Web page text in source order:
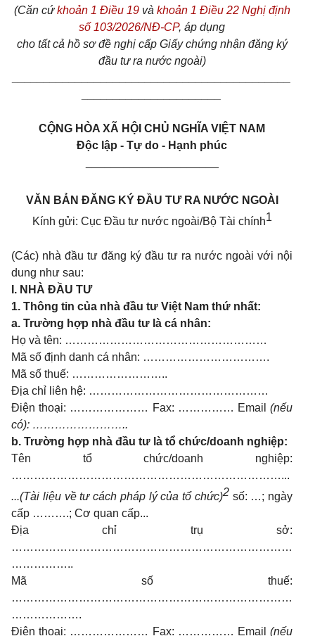
(Căn cứkhoản 1 Điều 19và khoản 1 Điều 22 Nghị định
số 103/2026/NĐ-CP, áp dụng
cho tất cả hồ sơ đề nghị cấp Giấy chứng nhận đăng ký
đầu tư ra nước ngoài)
CỘNG HÒA XÃ HỘI CHỦ NGHĨA VIỆT NAM
Độc lập - Tự do - Hạnh phúc
VĂN BẢN ĐĂNG KÝ ĐẦU TƯ RA NƯỚC NGOÀI
Kính gửi: Cục Đầu tư nước ngoài/Bộ Tài chính1
(Các) nhà đầu tư đăng ký đầu tư ra nước ngoài với nội
dung như sau:
I. NHÀ ĐẦU TƯ
1. Thông tin của nhà đầu tư Việt Nam thứ nhất:
a. Trường hợp nhà đầu tư là cá nhân:
Họ và tên: ………………………………………………
Mã số định danh cá nhân: …………………………….
Mã số thuế: ……………………..
Địa chỉ liên hệ: …………………………………………
Điện thoại: ………………… Fax: …………… Email (nếu
có): ……………………..
b. Trường hợp nhà đầu tư là tổ chức/doanh nghiệp:
Tên tổ chức/doanh nghiệp:
………………………………………………………………...
...(Tài liệu về tư cách pháp lý của tổ chức)2 số: …; ngày
cấp ……….; Cơ quan cấp...
Địa chỉ trụ sở:
…………………………………………………………………
……………..
Mã số thuế:
…………………………………………………………………
……………….
Điện thoại: ………………… Fax: …………… Email (nếu